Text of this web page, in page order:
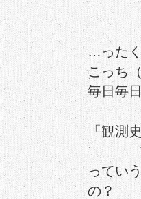
…った
こっち
毎日毎
「観測
ってい
の？